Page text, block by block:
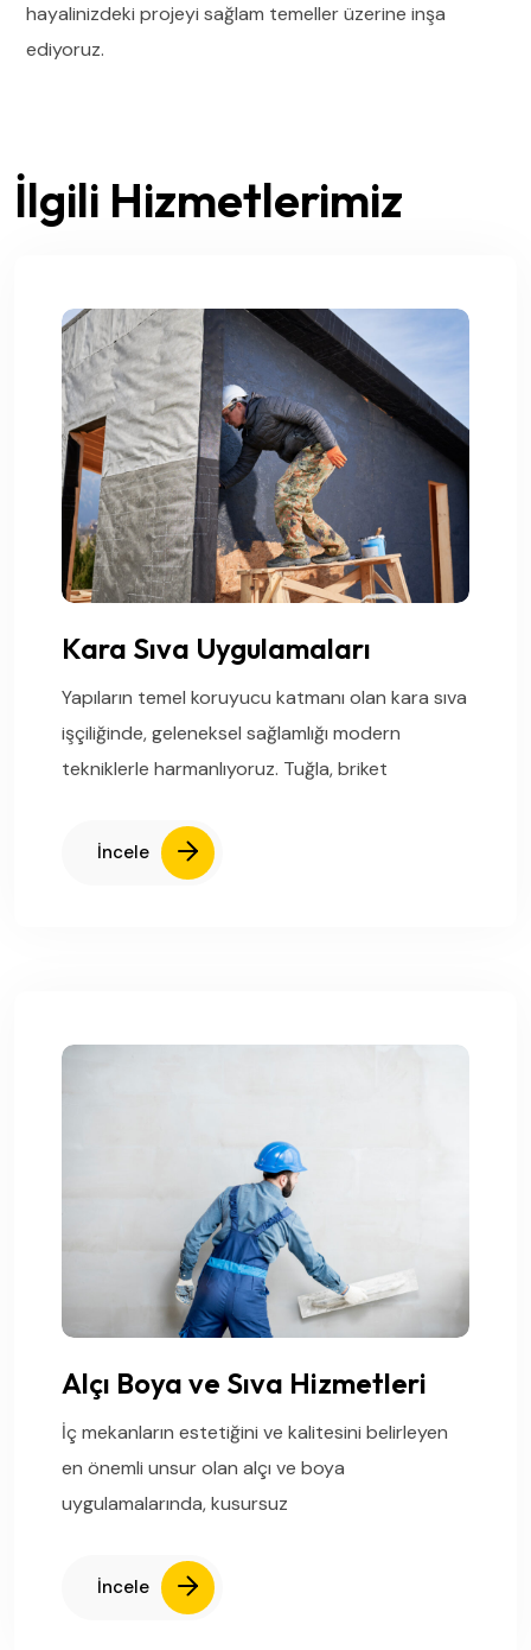
hayalinizdeki projeyi sağlam temeller üzerine inşa
ediyoruz.
İlgili Hizmetlerimiz
Kara Sıva Uygulamaları
Yapıların temel koruyucu katmanı olan kara sıva
işçiliğinde, geleneksel sağlamlığı modern
tekniklerle harmanlıyoruz. Tuğla, briket
İncele
Alçı Boya ve Sıva Hizmetleri
İç mekanların estetiğini ve kalitesini belirleyen
en önemli unsur olan alçı ve boya
uygulamalarında, kusursuz
İncele